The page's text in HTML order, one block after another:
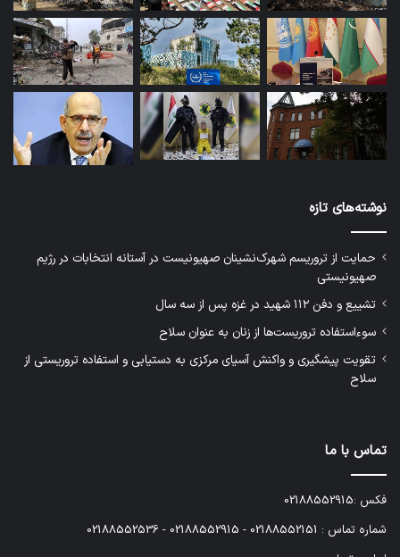
نوشته‌های تازه
حمایت از تروریسم شهرک‌نشینان صهیونیست در آستانه انتخابات در رژیم
صهیونیستی
تشییع و دفن ۱۱۲ شهید در غزه پس از سه سال
سوءاستفاده تروریست‌ها از زنان به عنوان سلاح
تقویت پیشگیری و واکنش آسیای مرکزی به دستیابی و استفاده تروریستی از
سلاح
تماس با ما
فکس :02188552915
شماره تماس : 02188552151 - 02188552915 - 02188552536